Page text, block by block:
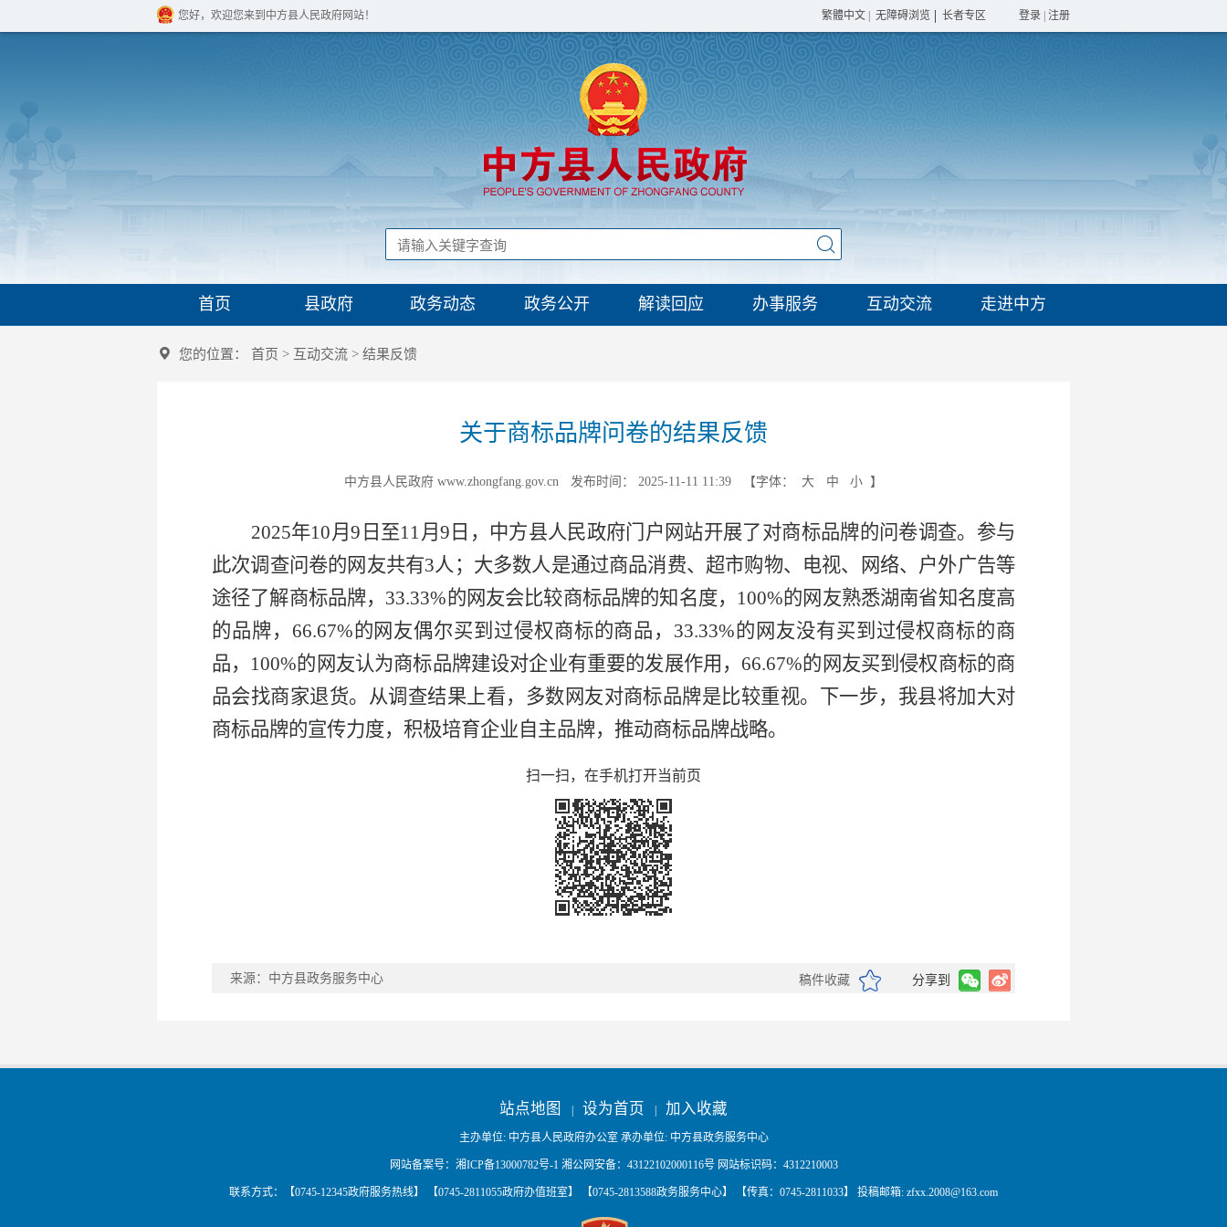
您好，欢迎您来到中方县人民政府网站！ 登录 注册
繁體中文 无障碍浏览 长者专区
首页 县政府 政务动态 政务公开 解读回应 办事服务 互动交流 走进中方
您的位置： 首页 > 互动交流 > 结果反馈
关于商标品牌问卷的结果反馈
中方县人民政府 www.zhongfang.gov.cn 发布时间： 2025-11-11 11:39 【字体： 大 中 小 】
2025年10月9日至11月9日，中方县人民政府门户网站开展了对商标品牌的问卷调查。参与
此次调查问卷的网友共有3人；大多数人是通过商品消费、超市购物、电视、网络、户外广告等
途径了解商标品牌，33.33%的网友会比较商标品牌的知名度，100%的网友熟悉湖南省知名度高
的品牌，66.67%的网友偶尔买到过侵权商标的商品，33.33%的网友没有买到过侵权商标的商
品，100%的网友认为商标品牌建设对企业有重要的发展作用，66.67%的网友买到侵权商标的商
品会找商家退货。从调查结果上看，多数网友对商标品牌是比较重视。下一步，我县将加大对
商标品牌的宣传力度，积极培育企业自主品牌，推动商标品牌战略。
扫一扫，在手机打开当前页
来源：中方县政务服务中心 稿件收藏 分享到
站点地图 | 设为首页 | 加入收藏
主办单位: 中方县人民政府办公室 承办单位: 中方县政务服务中心
网站备案号： 湘ICP备13000782号-1 湘公网安备： 43122102000116号网站标识码：4312210003
联系方式：【0745-12345政府服务热线】 【0745-2811055政府办值班室】 【0745-2813588政务服务中心】 【传真：0745-2811033】 投稿邮箱: zfxx.2008@163.com